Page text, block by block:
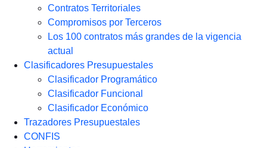
Contratos Territoriales
Compromisos por Terceros
Los 100 contratos más grandes de la vigencia
actual
Clasificadores Presupuestales
Clasificador Programático
Clasificador Funcional
Clasificador Económico
Trazadores Presupuestales
CONFIS